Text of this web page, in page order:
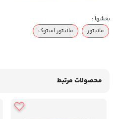
بخشها :
مانیتور
مانیتور استوک
محصولات مرتبط